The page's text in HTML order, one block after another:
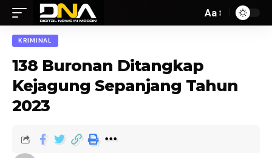
Aa
KRIMINAL
138 Buronan Ditangkap
Kejagung Sepanjang Tahun
2023